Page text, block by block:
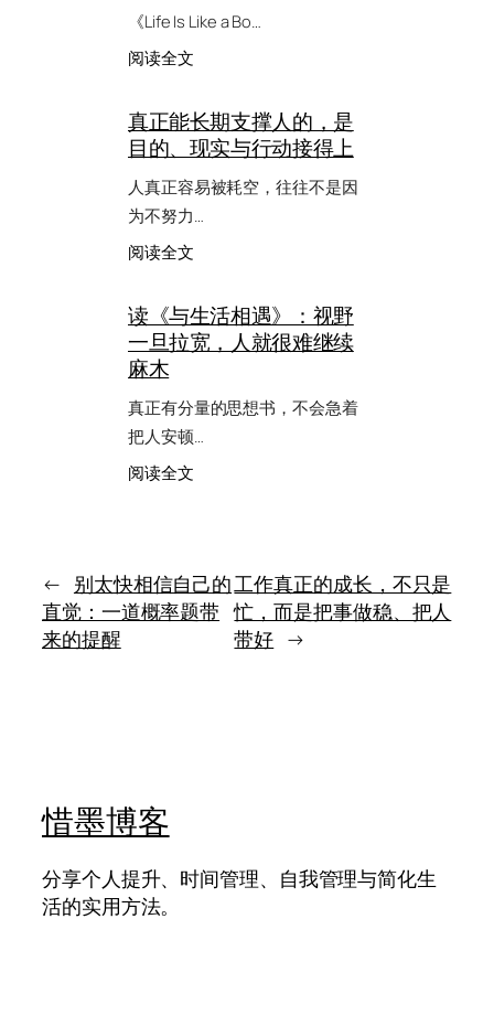
《Life Is Like a Bo…
阅读全文：
Like
a
Boat》：
一
在
时
给
量
的
真正能长期支撑人的，是
目的、现实与行动接得上
人真正容易被耗空，往往不是因
为不努力…
阅读全文：
能
长
期
撑
人
的，
是
与
行
动
读《与生活相遇》：视野
一旦拉宽，人就很难继续
麻木
真正有分量的思想书，不会急着
把人安顿…
阅读全文：
相
遇》：
视
续
麻
← 别太快相信自己的
直觉：一道概率题带
来的提醒
工作真正的成长，不只是
忙，而是把事做稳、把人
带好 →
惜墨博客
分享个人提升、时间管理、自我管理与简化生
活的实用方法。